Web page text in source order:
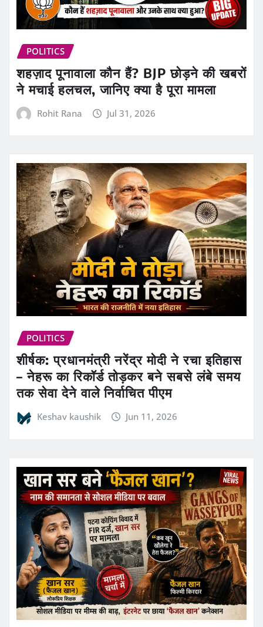
POLITICS
शहज़ाद पूनावाला कौन हैं? BJP छोड़ने की खबरों
ने मचाई हलचल, जानिए क्या है पूरा मामला
Rohit Rana Jul 31, 2026
POLITICS
शीर्षक: प्रधानमंत्री नरेंद्र मोदी ने रचा इतिहास
– नेहरू का रिकॉर्ड तोड़कर बने सबसे लंबे समय
तक सेवा देने वाले निर्वाचित पीएम
Keshav kaushik Jun 11, 2026